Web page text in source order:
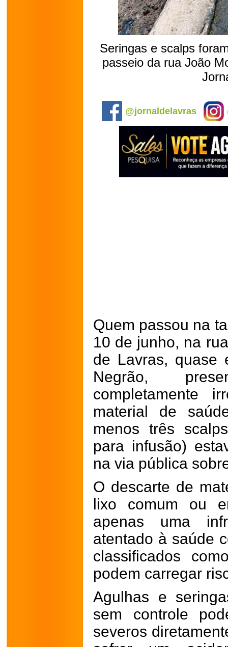
Seringas e scalps
passeio da rua João
@jornaldelavras
Quem passou na
10 de junho, na
de Lavras, quase
Negrão,
completamente
material de
menos três
para infusão)
na via pública
O descarte de
lixo comum ou
apenas uma
atentado à saúde
classificados
podem carregar
Agulhas e
sem controle
severos